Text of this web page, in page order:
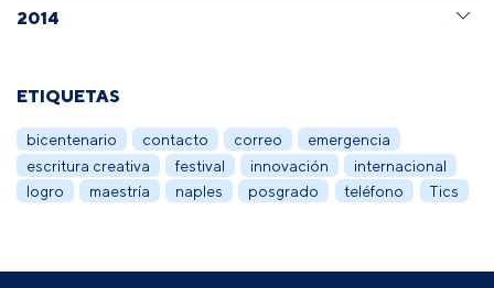
2014
ETIQUETAS
bicentenario contacto correo
emergencia
escritura creativa
festival innovación
internacional
logro
maestría naples posgrado teléfono Tics